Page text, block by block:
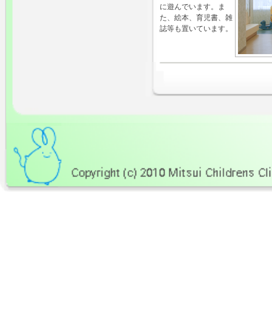
に遊んでいます。ま
た、絵本、育児書、雑
誌等も置いています。